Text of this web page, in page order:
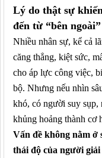
Lý do thật sự
đến từ “bên ngoài”
Nhiều nhân sự, kể cả
căng thẳng, kiệt sức,
cho áp lực công việc,
bộ. Nhưng nếu nhìn
khó, có người suy
khủng hoảng thành cơ
Vấn đề không nằm ở
thái độ của người giải